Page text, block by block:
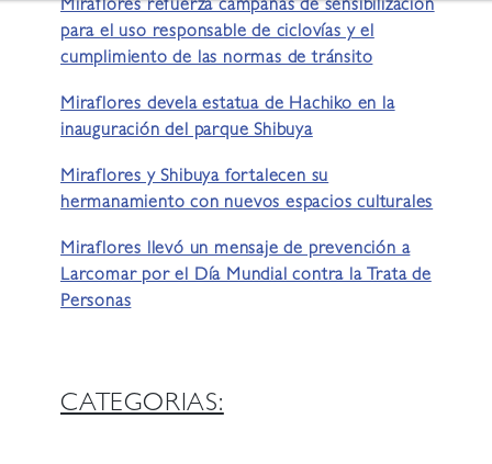
Miraflores refuerza campañas de sensibilización
para el uso responsable de ciclovías y el
cumplimiento de las normas de tránsito
Miraflores devela estatua de Hachiko en la
inauguración del parque Shibuya
Miraflores y Shibuya fortalecen su
hermanamiento con nuevos espacios culturales
Miraflores llevó un mensaje de prevención a
Larcomar por el Día Mundial contra la Trata de
Personas
CATEGORIAS: